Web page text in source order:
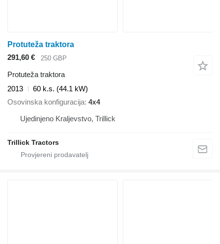
Protuteža traktora
291,60 €
250 GBP
Protuteža traktora
2013
60 k.s. (44.1 kW)
Osovinska konfiguracija 4x4
Ujedinjeno Kraljevstvo, Trillick
Trillick Tractors